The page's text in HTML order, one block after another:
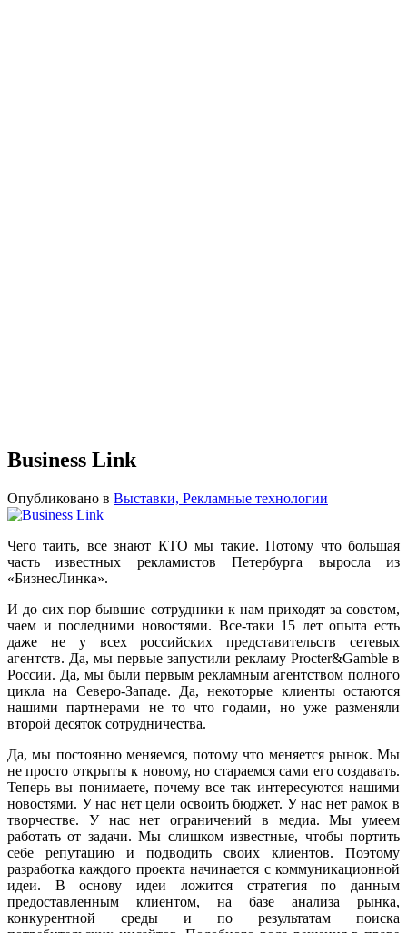
Business Link
Опубликовано в Выставки, Рекламные технологии
Чего таить, все знают КТО мы такие. Потому что большая
часть известных рекламистов Петербурга выросла из
«БизнесЛинка».
И до сих пор бывшие сотрудники к нам приходят за советом,
чаем и последними новостями. Все-таки 15 лет опыта есть
даже не у всех российских представительств сетевых
агентств. Да, мы первые запустили рекламу Procter&Gamble в
России. Да, мы были первым рекламным агентством полного
цикла на Северо-Западе. Да, некоторые клиенты остаются
нашими партнерами не то что годами, но уже разменяли
второй десяток сотрудничества.
Да, мы постоянно меняемся, потому что меняется рынок. Мы
не просто открыты к новому, но стараемся сами его создавать.
Теперь вы понимаете, почему все так интересуются нашими
новостями. У нас нет цели освоить бюджет. У нас нет рамок в
творчестве. У нас нет ограничений в медиа. Мы умеем
работать от задачи. Мы слишком известные, чтобы портить
себе репутацию и подводить своих клиентов. Поэтому
разработка каждого проекта начинается с коммуникационной
идеи. В основу идеи ложится стратегия по данным
предоставленным клиентом, на базе анализа рынка,
конкурентной среды и по результатам поиска